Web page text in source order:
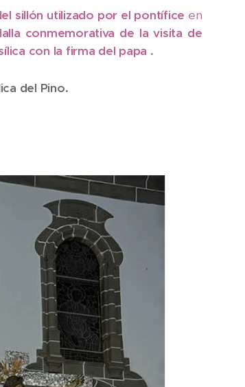
sillón utilizado por el pontífice en
conmemorativa de la visita de
con la firma del papa .
del Pino.